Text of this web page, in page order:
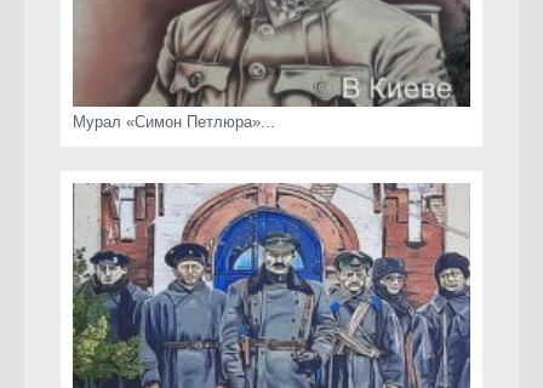
Мурал «Симон Петлюра»...